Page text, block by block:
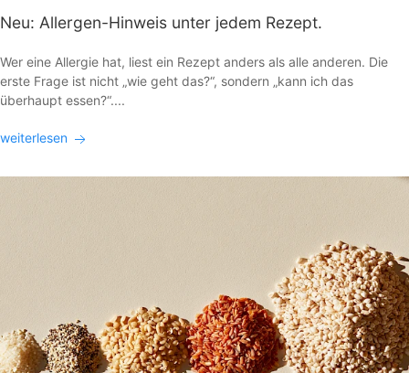
Neu: Allergen-Hinweis unter jedem Rezept.
Wer eine Allergie hat, liest ein Rezept anders als alle anderen. Die
erste Frage ist nicht „wie geht das?“, sondern „kann ich das
überhaupt essen?“....
weiterlesen